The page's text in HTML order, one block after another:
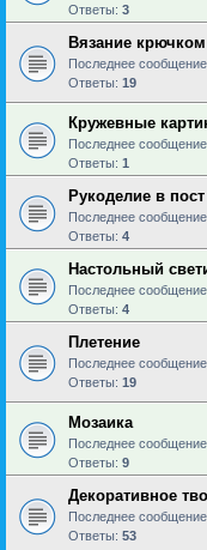
Ответы: 3
Вязание крючком
Последнее сообщение
Ответы: 19
Кружевные
Последнее сообщение
Ответы: 1
Рукоделие в
Последнее сообщение
Ответы: 4
Настольный
Последнее сообщение
Ответы: 4
Плетение
Последнее сообщение
Ответы: 19
Мозаика
Последнее сообщение
Ответы: 9
Декоративное
Последнее сообщение
Ответы: 53